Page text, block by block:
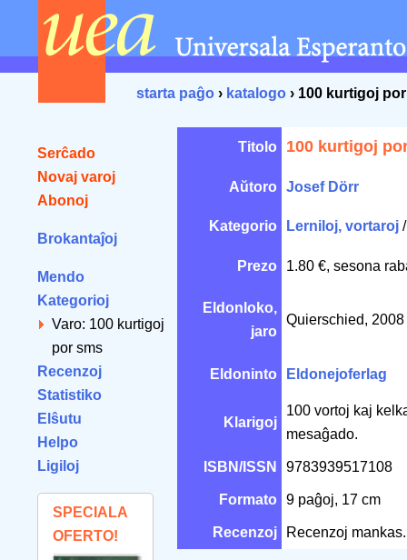
starta paĝo › katalogo › 100 kurtigoj
Serĉado
Novaj varoj
Abonoj
Brokantaĵoj
Mendo
Kategorioj
Varo: 100 kurtigoj
por sms
Recenzoj
Statistiko
Elŝutu
Helpo
Ligiloj
SPECIALA
OFERTO!
Titolo 100 kurtigoj
Aŭtoro Josef Dörr
Kategorio Lerniloj, vortaroj
Prezo 1.80 €, sesona
Eldonloko,
jaro
Quierschied, 2008
Eldoninto Eldonejoferlag
Klarigoj
100 vortoj kaj
mesaĝado.
ISBN/ISSN 9783939517108
Formato 9 paĝoj, 17 cm
Recenzoj Recenzoj mankas.